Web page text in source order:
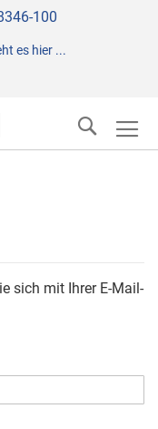
100
es hier ...
Suche
sich mit Ihrer E-Mail-